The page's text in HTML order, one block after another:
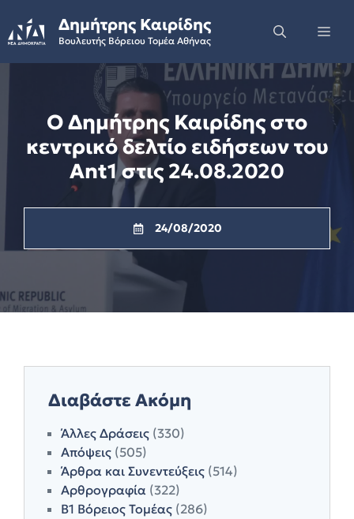
to
content
Δημήτρης Καιρίδης
Βουλευτής Βόρειου Τομέα Αθήνας
Ο Δημήτρης Καιρίδης στο
κεντρικό δελτίο ειδήσεων του
Ant1 στις 24.08.2020
24/08/2020
Διαβάστε Ακόμη
Άλλες Δράσεις (330)
Απόψεις (505)
Άρθρα και Συνεντεύξεις (514)
Αρθρογραφία (322)
Β1 Βόρειος Τομέας (286)